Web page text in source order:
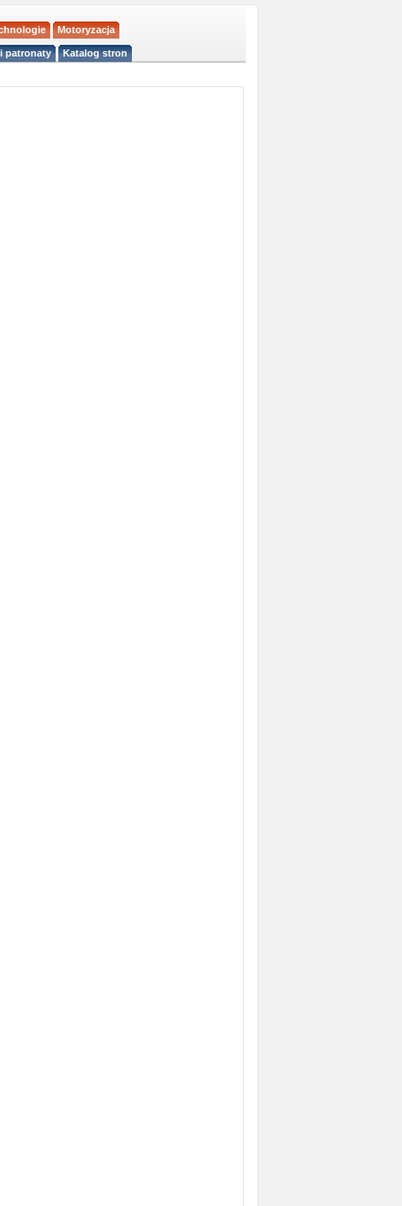
Motoryzacja
patronaty Katalog stron